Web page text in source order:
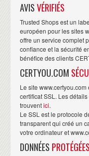
AVISVÉRIFIÉS
Trusted Shops est un
européen pour les sites
offre un service complet
confiance et la sécurité
bénéfice des clients
CERTYOU.COM
Le site
certificat SSL. Les
trouventici.
Le SSL est le protocole
transparent qui créé un
votre ordinateur et
DONNÉES PROTÉGÉES